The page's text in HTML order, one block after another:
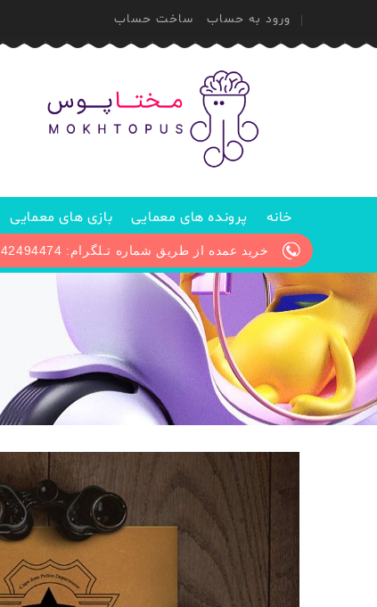
ورود به حساب ساخت حساب
خانه پرونده های معمایی بازی های معمایی
خرید عمده از طریق شماره تـلگرام: 09142494474 / پیگیری سفارش از طریق آیدی تلگرام: @Mokhtopus_support1